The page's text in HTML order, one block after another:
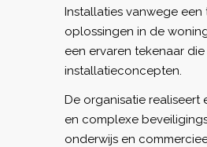
Installaties vanwege
oplossingen in de
een ervaren tekenaar
installatieconcepten.
De organisatie realiseert
en complexe
onderwijs en